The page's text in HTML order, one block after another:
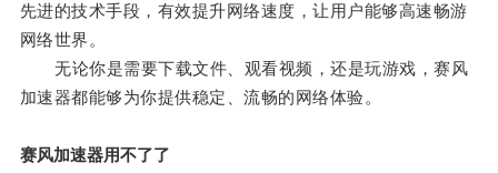
先进的技术手段，有效提升网络速度，让用户能够高速畅游
网络世界。
无论你是需要下载文件、观看视频，还是玩游戏，赛风
加速器都能够为你提供稳定、流畅的网络体验。
赛风加速器用不了了